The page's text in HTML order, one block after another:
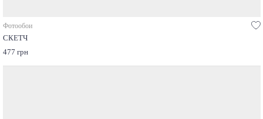
Фотообои
СКЕТЧ
477 грн